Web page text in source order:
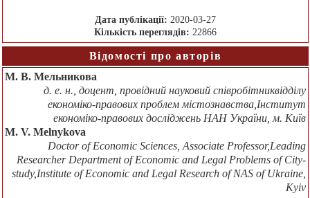
Дата публікації: 2020-03-27
Кількість переглядів: 22866
Відомості про авторів
М. В. Мельникова
д. е. н., доцент, провідний науковий співробітниквідділу
економіко-правових проблем містознавства,Інститут
економіко-правових досліджень НАН України, м. Київ
M. V. Melnykova
Doctor of Economic Sciences, Associate Professor,Leading
Researcher Department of Economic and Legal Problems of City-
study,Institute of Economic and Legal Research of NAS of Ukraine,
Кyiv